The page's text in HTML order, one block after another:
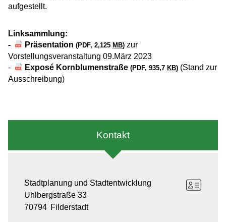
aufgestellt.
Linksammlung:
-
Präsentation (PDF, 2,125 MB) zur
Vorstellungsveranstaltung 09.März 2023
-
Exposé Kornblumenstraße (PDF, 935,7 KB) (Stand zur
Ausschreibung)
Kontakt
Stadtplanung und Stadtentwicklung
Uhlbergstraße 33
70794 Filderstadt